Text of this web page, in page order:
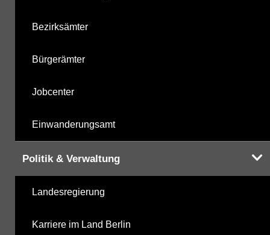
Bezirksämter
Bürgerämter
Jobcenter
Einwanderungsamt
Politik & Verwaltung
Landesregierung
Karriere im Land Berlin